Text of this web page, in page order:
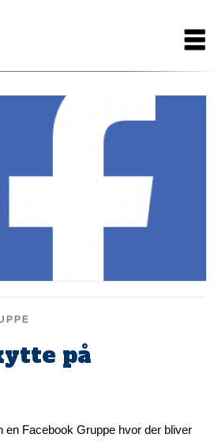
på
en Facebook Gruppe hvor der bliver